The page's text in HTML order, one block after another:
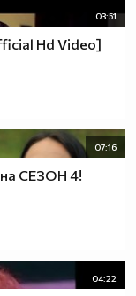
03:51
Hd Video]
07:16
СЕЗОН 4!
04:22